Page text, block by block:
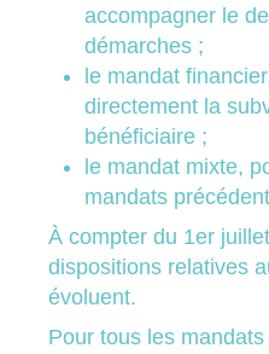
accompagner le
démarches ;
le mandat
directement la
bénéficiaire ;
le mandat mixte,
mandats
À compter du 1er
dispositions relatives
évoluent.
Pour tous les